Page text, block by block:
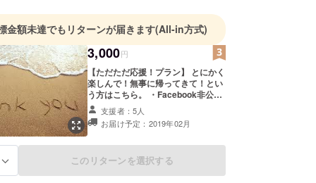
金額未達でもリターンが届きます(All-in方式)
3,000円
【ただただ応援！プラン】 とにかく
楽しんで！無事に帰ってきて！とい
う方はこちら。 ・Facebook非公開
グループご招待！ ・お礼のメッセー
ジをお送りいたします。
支援者：5人
お届け予定：2019年02月
このリターンを選択する